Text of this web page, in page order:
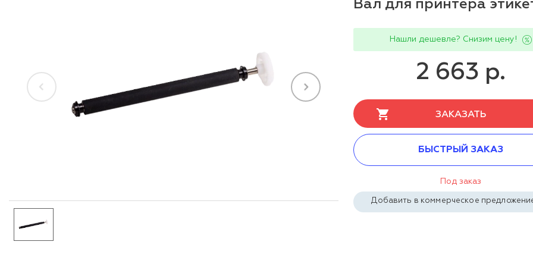
Вал для принтера
Нашли дешевле? Снизим цену!
2 663 р.
ЗАКАЗАТЬ
БЫСТРЫЙ ЗАКАЗ
Под заказ
Добавить в коммерческое